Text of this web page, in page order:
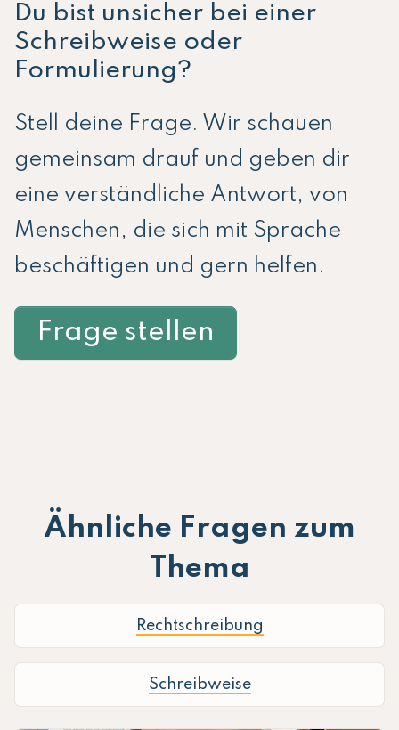
Du bist unsicher bei einer
Schreibweise oder
Formulierung?
Stell deine Frage. Wir schauen
gemeinsam drauf und geben dir
eine verständliche Antwort, von
Menschen, die sich mit Sprache
beschäftigen und gern helfen.
Frage stellen
Ähnliche Fragen zum
Thema
Rechtschreibung
Schreibweise